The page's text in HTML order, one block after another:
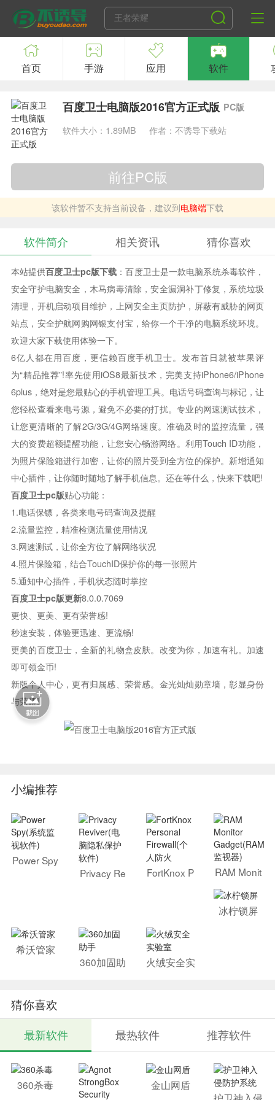
首页 手游 应用 软件
百度卫士电脑版2016官方正式版 PC版
软件大小：1.89MB
作者：不诱导下载站
前往PC版
该软件暂不支持当前设备，建议到电脑端下载
软件简介 相关资讯 猜你喜欢
本站提供百度卫士pc版下载 ：百度卫士是一款电脑系统杀毒软件，
安全守护电脑安全，木马病毒清除，安全漏洞补丁修复，系统垃圾
清理，开机启动项目维护，上网安全主页防护，屏蔽有威胁的网页
站点，安全护航网购网银支付宝，给你一个干净的电脑系统环境。
欢迎大家下载使用体验一下。
6亿人都在用百度，更信赖百度手机卫士。发布首日就被苹果评
为“精品推荐”!率先使用iOS8最新技术，完美支持iPhone6/iPhone
6plus，绝对是您最贴心的手机管理工具。电话号码查询与标记，让
您轻松查看来电号源，避免不必要的打扰。专业的网速测试技术，
让您更清晰的了解2G/3G/4G网络速度。准确及时的监控流量，强
大的资费超额提醒功能，让您安心畅游网络。利用Touch ID功能，
为照片保险箱进行加密，让你的照片受到全方位的保护。新增通知
中心插件，让你随时随地了解手机信息。还在等什么，快来下载吧!
百度卫士pc版贴心功能：
1.电话保镖，各类来电号码查询及提醒
2.流量监控，精准检测流量使用情况
3.网速测试，让你全方位了解网络状况
4.照片保险箱，结合TouchID保护你的每一张照片
5.通知中心插件，手机状态随时掌控
百度卫士pc版更新8.0.0.7069
更快、更美、更有荣誉感!
秒速安装，体验更迅速、更流畅!
更美的百度卫士，全新的礼物盒皮肤。改变为你，加速有礼。加速
即可领金币!
新版个人中心，更有归属感、荣誉感。金光灿灿勋章墙，彰显身份
与荣耀!
小编推荐
Power Spy
(系统监视 Privacy Re
viver(电脑
FortKnox P RAM Monit
(RAM监视
器)
冰柠锁屏
希沃管家
360加固助
手
火绒安全实
验室
猜你喜欢
最新软件 最热软件 推荐软件
360杀毒
金山网盾